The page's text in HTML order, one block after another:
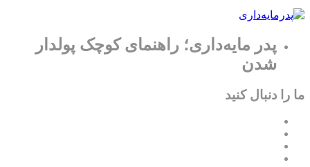
پدر مایه‌داری؛ راهنمای کوچک پولدار
شدن
ما را دنبال کنید